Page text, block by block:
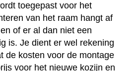
toegepast voor het
van het raam hangt af
of er al dan niet een
is. Je dient er wel rekening
de kosten voor de montage
voor het nieuwe kozijn en